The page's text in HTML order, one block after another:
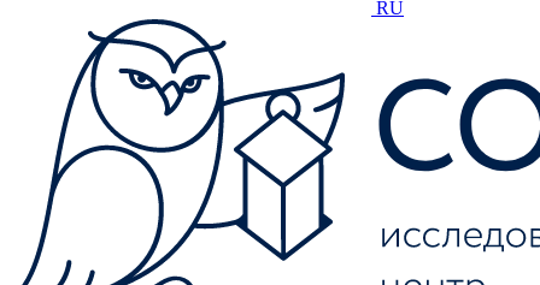
RU